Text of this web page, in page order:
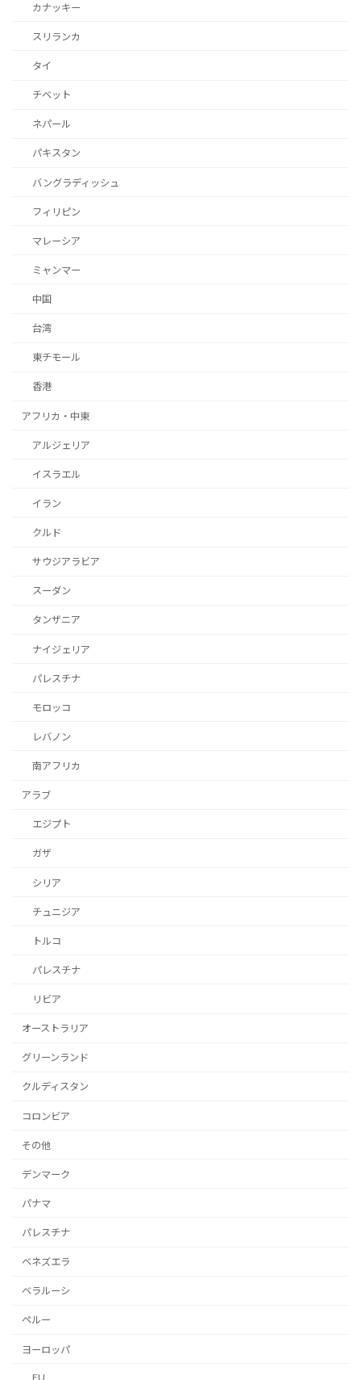
カナッキー
スリランカ
タイ
チベット
ネパール
パキスタン
バングラディッシュ
フィリピン
マレーシア
ミャンマー
中国
台湾
東チモール
香港
アフリカ・中東
アルジェリア
イスラエル
イラン
クルド
サウジアラビア
スーダン
タンザニア
ナイジェリア
パレスチナ
モロッコ
レバノン
南アフリカ
アラブ
エジプト
ガザ
シリア
チュニジア
トルコ
パレスチナ
リビア
オーストラリア
グリーンランド
クルディスタン
コロンビア
その他
デンマーク
パナマ
パレスチナ
ベネズエラ
ベラルーシ
ペルー
ヨーロッパ
EU